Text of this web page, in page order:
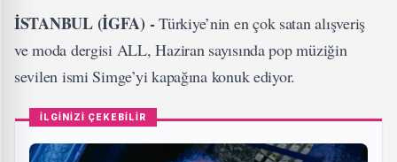
İSTANBUL (İGFA) -Türkiye’nin en çok satan alışveriş
ve moda dergisi ALL, Haziran sayısında pop müziğin
sevilen ismi Simge’yi kapağına konuk ediyor.
İLGİNİZİ ÇEKEBİLİR